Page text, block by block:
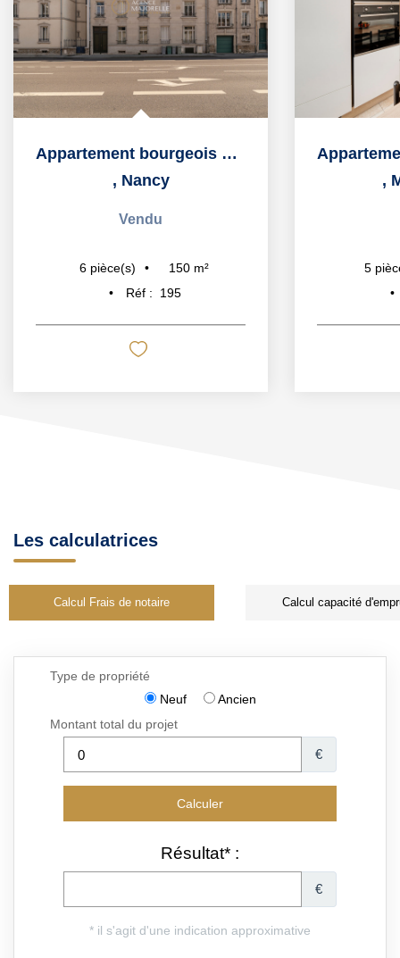
Appartement bourgeois de Type 6, 150m2 avec dépendances !
, Nancy
Vendu
6 pièce(s) 150 m²
Réf :
195
,
5
Les calculatrices
Calcul Frais de notaire Calcul capacité